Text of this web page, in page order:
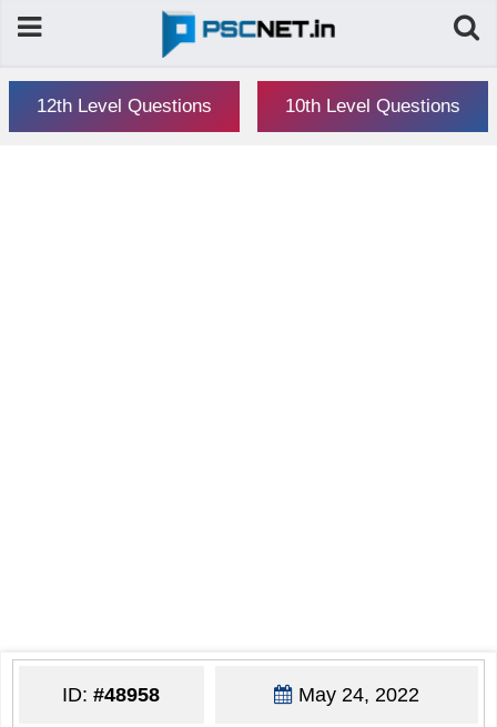
12th Level Questions 10th Level Questions
ID:#48958 May 24, 2022